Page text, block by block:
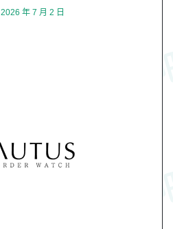
2026 年 7 月 2 日